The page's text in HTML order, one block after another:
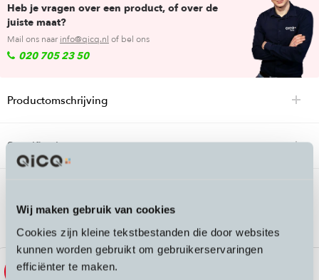
Wij maken gebruik van cookies
Cookies zijn kleine tekstbestanden die door websites
kunnen worden gebruikt om gebruikerservaringen
efficiënter te maken.
Heb je vragen over een product, of over de
juiste maat?
Mail ons naar info@qicq.nl of bel ons
020 705 23 50
Productomschrijving
Specificaties
Bag RC Urban bagagedragertas
Sale